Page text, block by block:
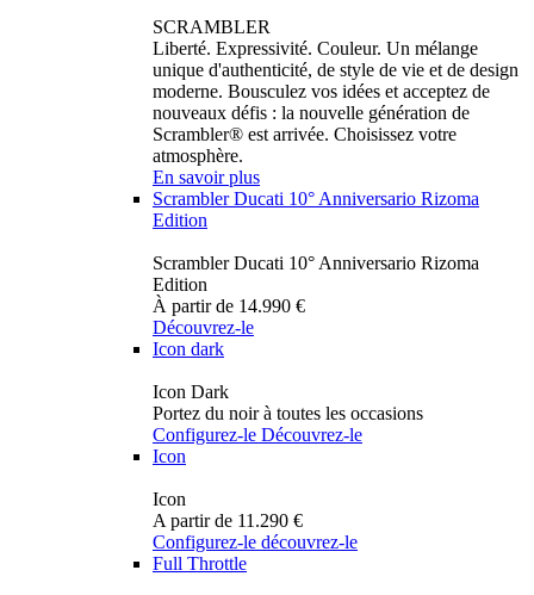
SCRAMBLER
Liberté. Expressivité. Couleur. Un mélange
unique d'authenticité, de style de vie et de design
moderne. Bousculez vos idées et acceptez de
nouveaux défis : la nouvelle génération de
Scrambler® est arrivée. Choisissez votre
atmosphère.
En savoir plus
Scrambler Ducati 10° Anniversario Rizoma
Edition
Scrambler Ducati 10° Anniversario Rizoma
Edition
À partir de 14.990 €
Découvrez-le
Icon dark
Icon Dark
Portez du noir à toutes les occasions
Configurez-le Découvrez-le
Icon
Icon
A partir de 11.290 €
Configurez-le découvrez-le
Full Throttle